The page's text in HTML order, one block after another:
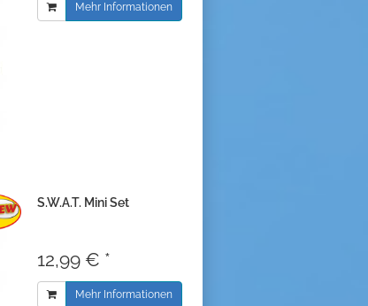
Mehr Informationen
S.W.A.T. Mini Set
12,99 € *
Mehr Informationen